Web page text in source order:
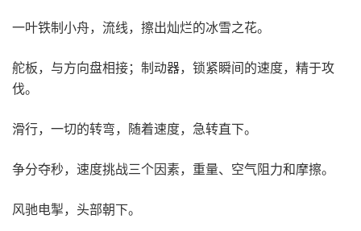
一叶铁制小舟，流线，擦出灿烂的冰雪之花。
舵板，与方向盘相接；制动器，锁紧瞬间的速度，精于攻
伐。
滑行，一切的转弯，随着速度，急转直下。
争分夺秒，速度挑战三个因素，重量、空气阻力和摩擦。
风驰电掣，头部朝下。